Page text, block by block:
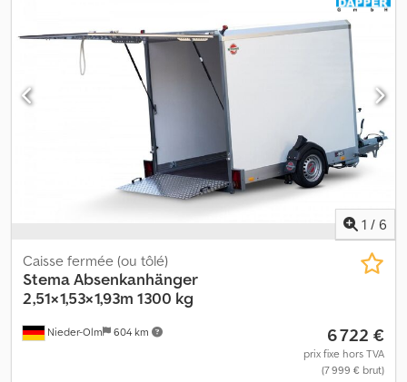
1 / 6
Nieder-Olm 604 km
Caisse fermée (ou tôlé)
StemaAbsenkanhänger
2,51×1,53×1,93m 1300 kg
6 722 €
prix fixe hors TVA
(7 999 € brut)